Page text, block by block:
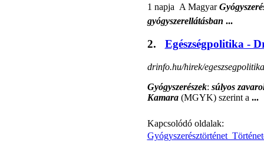
1 napja  A Magyar
gyógyszerellátásban ...
2. Egészségpolitika -
drinfo.hu/hirek/egeszsegpolitika
Gyógyszerészek: súlyos
Kamara(MGYK) szerint a ...
Kapcsolódó oldalak:
Gyógyszerésztörténet 